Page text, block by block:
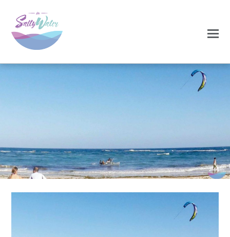
NOVEMBRO 27, 2020 0 0
barco